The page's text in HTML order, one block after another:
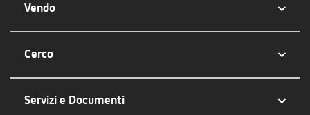
Vendo
Cerco
Servizi e Documenti